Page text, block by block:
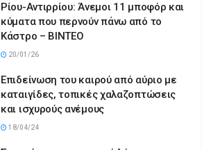
Ρίου-Αντιρρίου: Άνεμοι 11 μποφόρ και
κύματα που περνούν πάνω από το
Κάστρο – ΒΙΝΤΕΟ
20/01/26
Επιδείνωση του καιρού από αύριο με
καταιγίδες, τοπικές χαλαζοπτώσεις
και ισχυρούς ανέμους
18/04/24